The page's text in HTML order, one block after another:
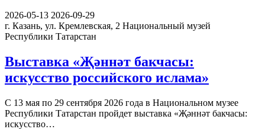
2026-05-13 2026-09-29
г. Казань, ул. Кремлевская, 2 Национальный музей
Республики Татарстан
Выставка «Җәннәт бакчасы:
искусство российского ислама»
С 13 мая по 29 сентября 2026 года в Национальном музее
Республики Татарстан пройдет выставка «Җәннәт бакчасы:
искусство…